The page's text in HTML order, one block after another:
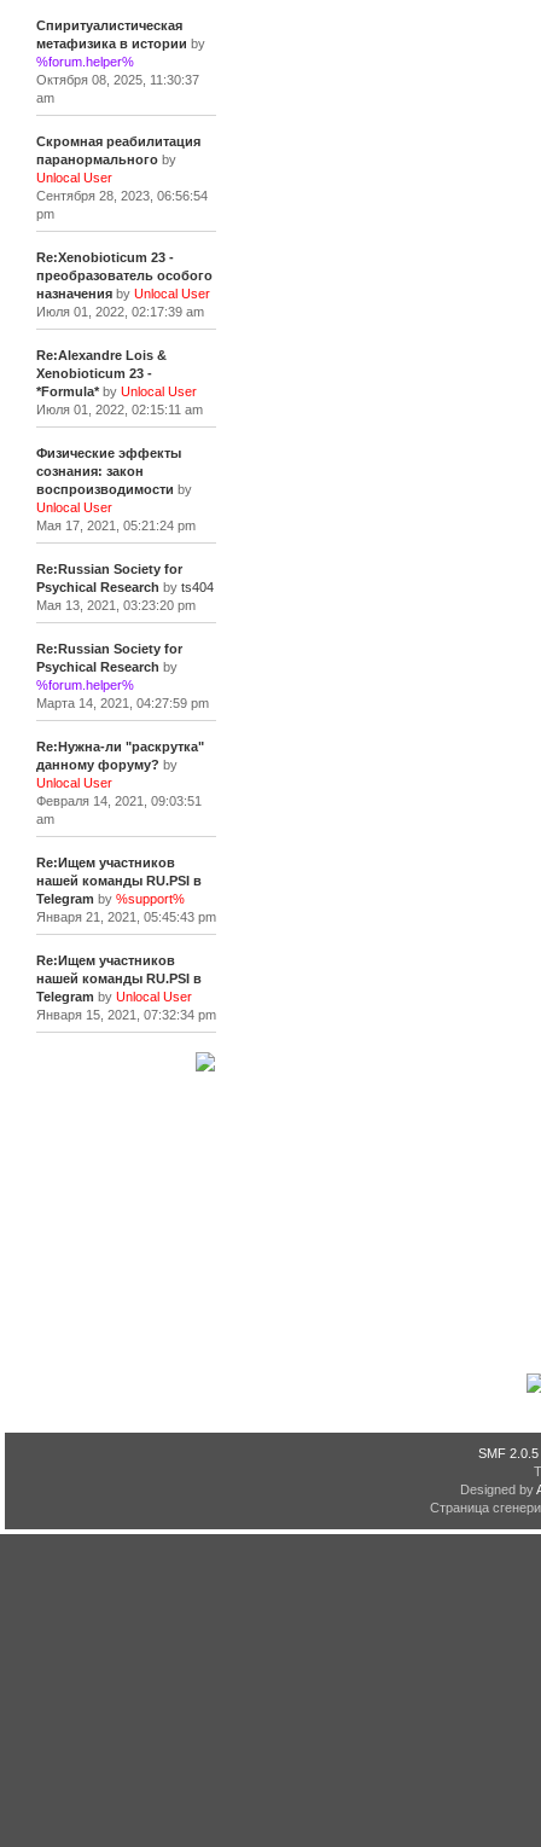
Спиритуалистическая
метафизика в истории by
%forum.helper%
Октября 08, 2025, 11:30:37
am
Скромная реабилитация
паранормальногоby
Unlocal User
Сентября 28, 2023, 06:56:54
pm
Re:Xenobioticum 23 -
преобразователь особого
назначенияby Unlocal User
Июля 01, 2022, 02:17:39 am
Re:Alexandre Lois &
Xenobioticum 23 -
*Formula*by Unlocal User
Июля 01, 2022, 02:15:11 am
Физические эффекты
сознания: закон
воспроизводимости by
Unlocal User
Мая 17, 2021, 05:21:24 pm
Re:Russian Society for
Psychical Research by ts404
Мая 13, 2021, 03:23:20 pm
Re:Russian Society for
Psychical Research by
%forum.helper%
Марта 14, 2021, 04:27:59 pm
Re:Нужна-ли "раскрутка"
данному форуму? by
Unlocal User
Февраля 14, 2021, 09:03:51
am
Re:Ищем участников
нашей команды RU.PSI в
Telegram by %support%
Января 21, 2021, 05:45:43 pm
Re:Ищем участников
нашей команды RU.PSI в
Telegram by Unlocal User
Января 15, 2021, 07:32:34 pm
SMF 2.0.5
Designed by
Страница